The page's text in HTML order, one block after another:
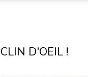
D'OEIL !